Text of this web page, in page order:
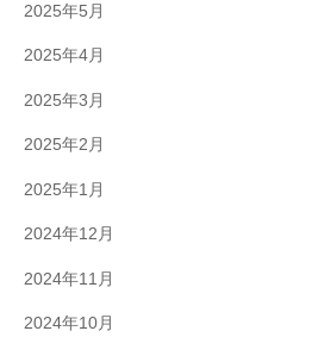
2025年5月
2025年4月
2025年3月
2025年2月
2025年1月
2024年12月
2024年11月
2024年10月